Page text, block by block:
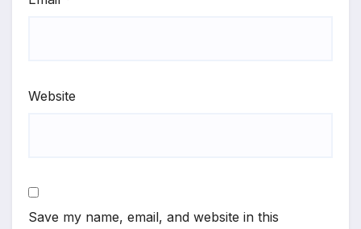
Website
Save my name, email, and website in this